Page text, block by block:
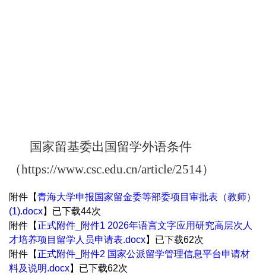
国家留基委出国留学外语条件
（https://www.csc.edu.cn/article/2514）
附件【青海大学申报国家留金委等部委项目审批表（教师）
(1).docx】已下载44次
附件【 正式附件_附件1 2026年语言文字应用研究高层次人
才培养项目留学人员申请表.docx】已下载62次
附件【 正式附件_附件2 国家公派留学管理信息平台申请材
料及说明.docx】已下载62次